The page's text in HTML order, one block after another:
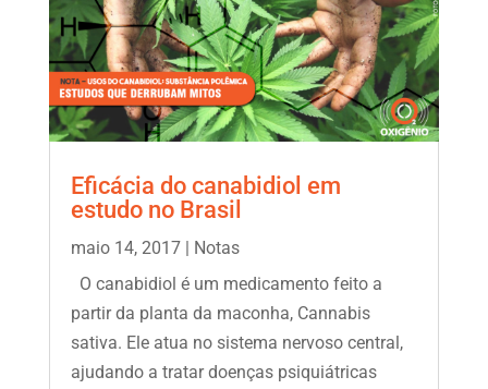
Eficácia do canabidiol em
estudo no Brasil
maio 14, 2017| Notas
O canabidiol é um medicamento feito a
partir da planta da maconha, Cannabis
sativa. Ele atua no sistema nervoso central,
ajudando a tratar doenças psiquiátricas